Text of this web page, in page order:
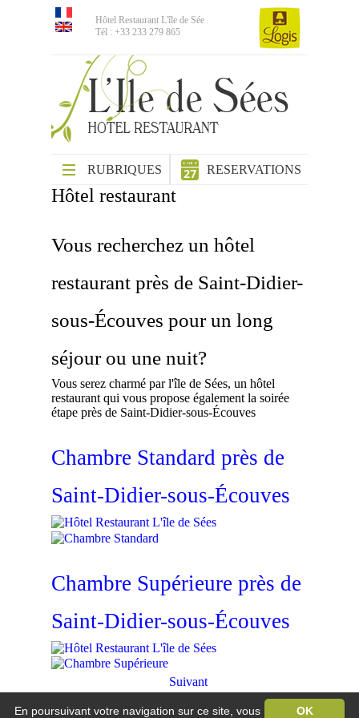
Hôtel Restaurant L'île de Sée
Tél : +33 233 279 865
RUBRIQUES RESERVATIONS
Hôtel restaurant
Vous recherchez un hôtel
restaurant près de Saint-Didier-
sous-Écouves pour un long
séjour ou une nuit?
Vous serez charmé par l'île de Sées, un hôtel
restaurant qui vous propose également la soirée
étape près de Saint-Didier-sous-Écouves
Chambre Standard près de
Saint-Didier-sous-Écouves
Chambre Supérieure près de
Saint-Didier-sous-Écouves
Suivant
Hôtel Restaurant L'île de Sée OK
En poursuivant votre navigation sur ce site, vous